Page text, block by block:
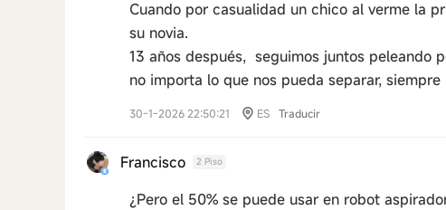
Cuando por casualidad un chico al verme la
su novia.
13 años después, seguimos juntos peleando
no importa lo que nos pueda separar,
30-1-2026 22:50:21 ES Traducir
Francisco 2 Piso
¿Pero el 50% se puede usar en robot